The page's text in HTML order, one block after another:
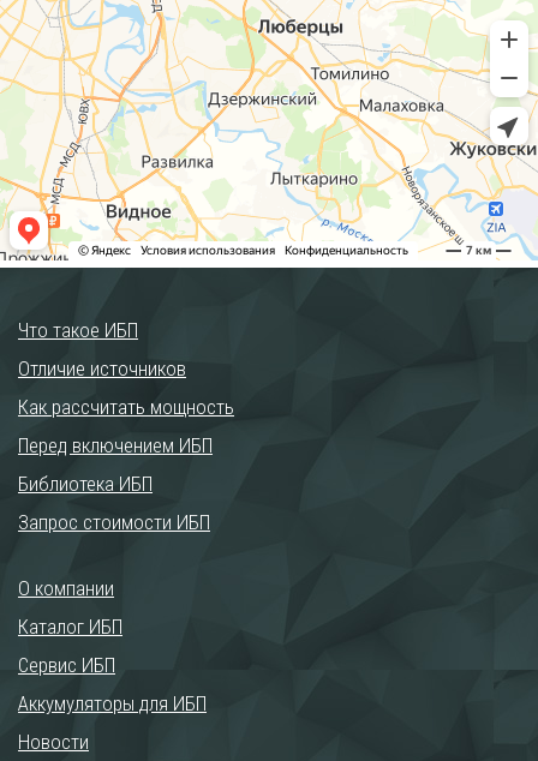
Что такое ИБП
Отличие источников
Как рассчитать мощность
Перед включением ИБП
Библиотека ИБП
Запрос стоимости ИБП
О компании
Каталог ИБП
Сервис ИБП
Аккумуляторы для ИБП
Новости